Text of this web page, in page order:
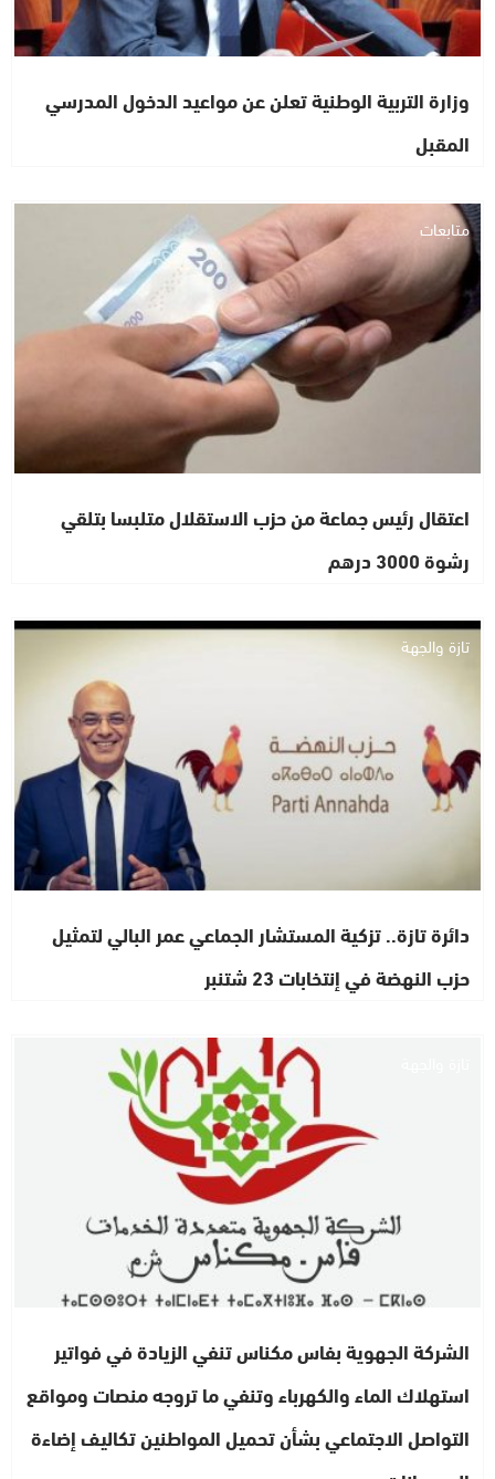
وزارة التربية الوطنية تعلن عن مواعيد الدخول المدرسي
المقبل
متابعات
اعتقال رئيس جماعة من حزب الاستقلال متلبسا بتلقي
رشوة 3000 درهم
تازة والجهة
دائرة تازة.. تزكية المستشار الجماعي عمر البالي لتمثيل
حزب النهضة في إنتخابات 23 شتنبر
الشركة الجهوية بفاس مكناس تنفي الزيادة في فواتير
استهلاك الماء والكهرباء وتنفي ما تروجه منصات ومواقع
التواصل الاجتماعي بشأن تحميل المواطنين تكاليف إضاءة